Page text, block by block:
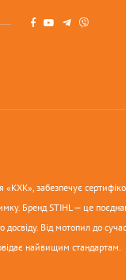
забезпечує
Бренд STIHL — це
досвіду. Від мотопил до
найвищим стандартам.